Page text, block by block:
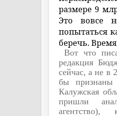
размере 9
Это вовсе
попытаться
беречь.
Вот что
редакция
сейчас, а не в
бы признаны
Калужская
пришли